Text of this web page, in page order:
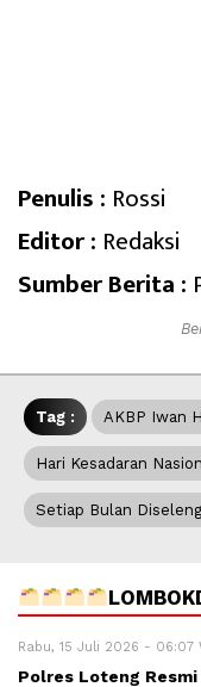
Penulis : Rossi
Editor : Redaksi
Sumber Berita :
Tag : AKBP Iwan
Hari Kesadaran
Setiap Bulan
Rabu, 15 Juli 2026 - 06:07
Polres Loteng Resmi